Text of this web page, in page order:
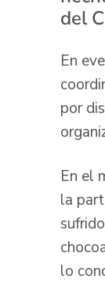
del
En
por
En el
la
lo